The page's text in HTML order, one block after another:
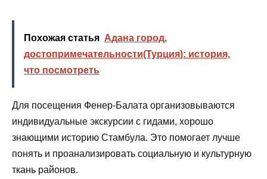
Похожая статья Адана город,
достопримечательности(Турция): история,
что посмотреть
Для посещения Фенер-Балата организовываются
индивидуальные экскурсии с гидами, хорошо
знающими историю Стамбула. Это помогает лучше
понять и проанализировать социальную и культурную
ткань районов.